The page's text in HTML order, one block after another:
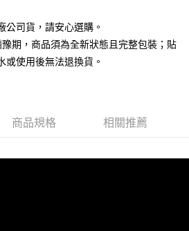
以上)免運費
以上)免運費
公司貨，請安心選購。
豫期，商品須為全新狀態且完整包裝；貼
或使用後無法退換貨。
商品規格 相關推薦